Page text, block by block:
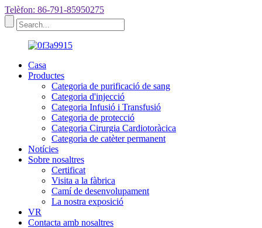
Telèfon: 86-791-85950275
Casa
Productes
Categoria de purificació de sang
Categoria d'injecció
Categoria Infusió i Transfusió
Categoria de protecció
Categoria Cirurgia Cardiotoràcica
Categoria de catèter permanent
Notícies
Sobre nosaltres
Certificat
Visita a la fàbrica
Camí de desenvolupament
La nostra exposició
VR
Contacta amb nosaltres